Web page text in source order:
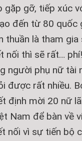
gặp gỡ, tiếp xúc
đến từ 80 quốc
thuần là tham gia
nối thì sẽ rất…
người phụ nữ tài
được rất nhiều.
định mời 20 nữ
Nam để bàn về
nối vì sự tiến bộ